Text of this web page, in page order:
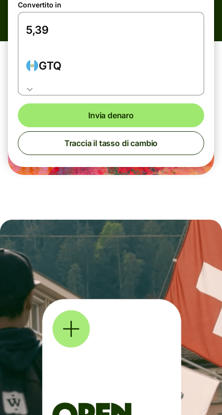
Convertito in
GTQ
Invia denaro
Traccia il tasso di cambio